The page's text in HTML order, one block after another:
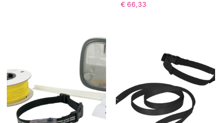
€ 66,33